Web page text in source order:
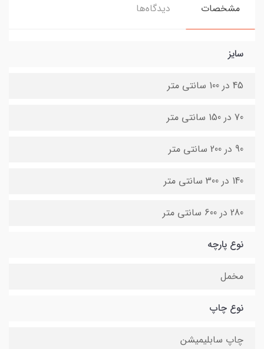
مشخصات دیدگاه‌ها
سایز
45 در 100 سانتی متر
70 در 150 سانتی متر
90 در 200 سانتی متر
140 در 300 سانتی متر
280 در 600 سانتی متر
نوع پارچه
مخمل
نوع چاپ
چاپ سابلیمیشن